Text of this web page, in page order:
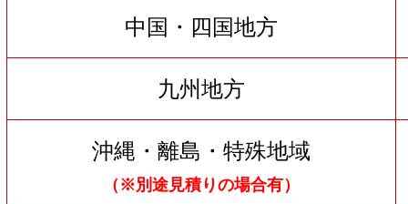
中国・四国地方
九州地方
沖縄・離島・特殊地域
（※別途見積りの場合有）